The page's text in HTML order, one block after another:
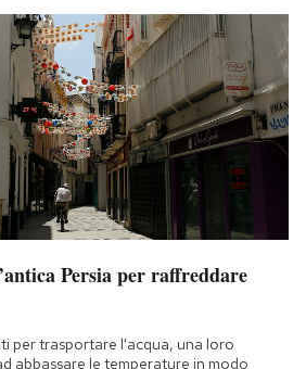
Persia per raffreddare
per trasportare l'acqua, una loro
abbassare le temperature in modo